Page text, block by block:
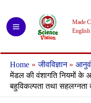
content
Made
English
Home जीवविज्ञान
मेंडल की वंशागति नियमों के
बहुविकल्पता तथा सहलग्नता